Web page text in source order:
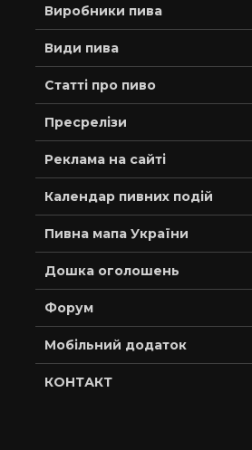
Виробники пива
Види пива
Статті про пиво
Пресрелізи
Реклама на сайті
Календар пивних подій
Пивна мапа України
Дошка оголошень
Форум
Мобільний додаток
КОНТАКТ